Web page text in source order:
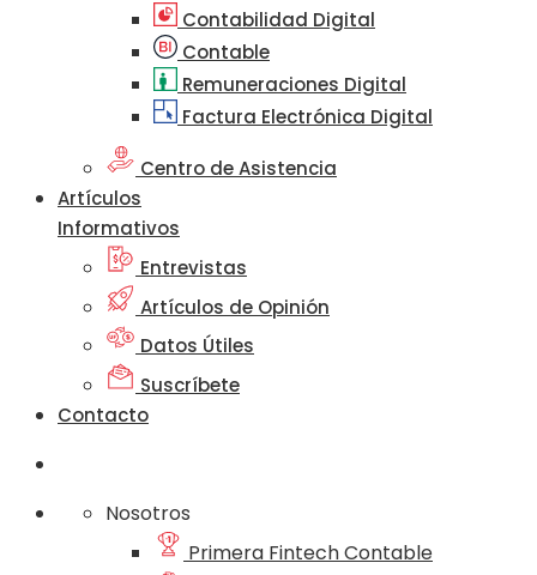
Contabilidad Digital
Contable
Remuneraciones Digital
Factura Electrónica Digital
Centro de Asistencia
Artículos
Informativos
Entrevistas
Artículos de Opinión
Datos Útiles
Suscríbete
Contacto
Nosotros
Primera Fintech Contable